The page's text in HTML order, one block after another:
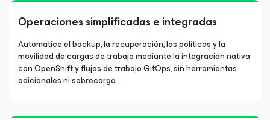
Operaciones simplificadas e integradas
Automatice el backup, la recuperación, las políticas y la
movilidad de cargas de trabajo mediante la integración nativa
con OpenShift y flujos de trabajo GitOps, sin herramientas
adicionales ni sobrecarga.